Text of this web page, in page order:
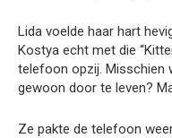
Lida voelde haar hart
Kostya echt met die
telefoon opzij. Misschien
gewoon door te leven?
Ze pakte de telefoon